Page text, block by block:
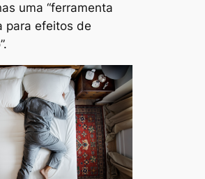
uma “ferramenta
para efeitos de